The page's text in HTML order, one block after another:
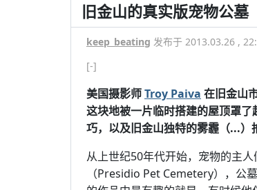
旧金山的真实版宠物公墓
keep_beating 发布于 2013.03.26 ,
[-]
美国摄影师Troy Paiva 在旧金山
这块地被一片临时搭建的屋顶罩
巧，以及旧金山独特的雾霾（...）
从上世纪50年代开始，宠物的主
（Presidio Pet Cemetery），公